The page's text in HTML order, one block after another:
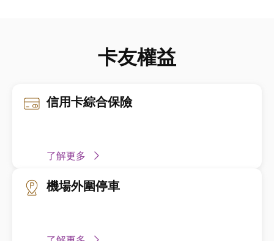
卡友權益
信用卡綜合保險
了解更多
機場外圍停車